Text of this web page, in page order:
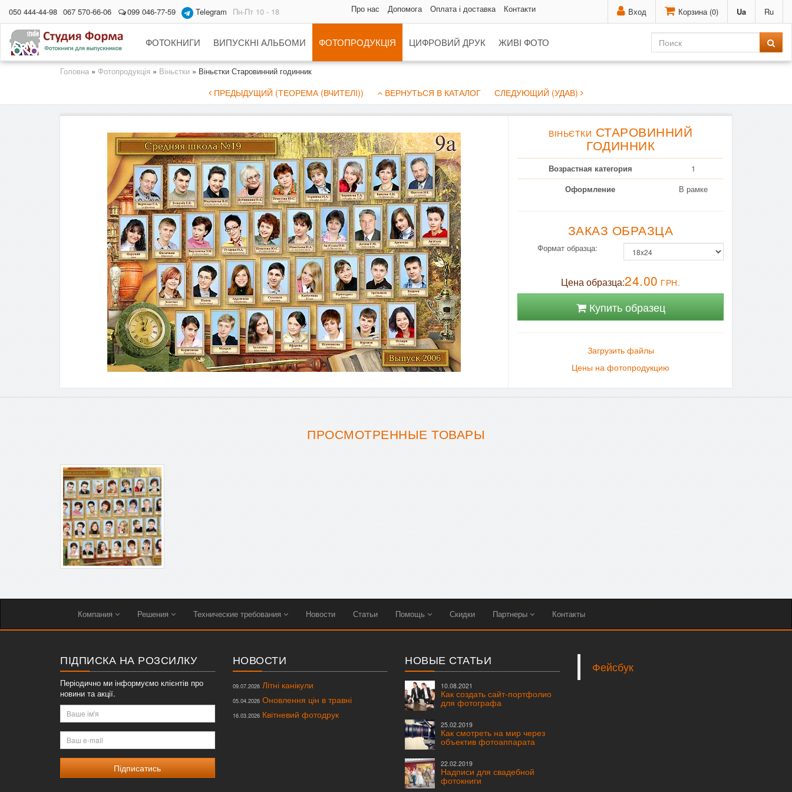
Вход Корзина (0) Ua Ru
050 444-44-98 067 570-66-06 099 046-77-59 Telegram Пн-Пт 10 - 18 Про нас Допомога Оплата і доставка Контакти
ФОТОКНИГИ ВИПУСКНІ АЛЬБОМИ ФОТОПРОДУКЦІЯ ЦИФРОВИЙ ДРУК ЖИВІ ФОТО
Головна » Фотопродукція » Віньєтки » Віньєтки Старовинний годинник
ПРЕДЫДУЩИЙ (ТЕОРЕМА (ВЧИТЕЛІ)) ВЕРНУТЬСЯ В КАТАЛОГ СЛЕДУЮЩИЙ (УДАВ)
ВІНЬЄТКИ СТАРОВИННИЙ
ГОДИННИК
Возрастная категория
1
Оформление
В рамке
ЗАКАЗ ОБРАЗЦА
Формат образца:
Цена образца:24.00 ГРН.
Купить образец
Загрузить файлы
Цены на фотопродукцию
ПРОСМОТРЕННЫЕ ТОВАРЫ
Компания Решения Технические требования Новости Статьи Помощь Скидки Партнеры Контакты
ПІДПИСКА НА РОЗСИЛКУ
Періодично ми інформуємо клієнтів про
новини та акції.
Ваше
ім'я
Ваш
e-
mail
НОВОСТИ
09.07.2026Літні канікули
05.04.2026Оновлення цін в травні
16.03.2026Квітневий фотодрук
НОВЫЕ СТАТЬИ
10.08.2021
Как создать сайт-портфолио
для фотографа
25.02.2019
Как смотреть на мир через
объектив фотоаппарата
22.02.2019
Надписи для свадебной
фотокниги
Фейсбук